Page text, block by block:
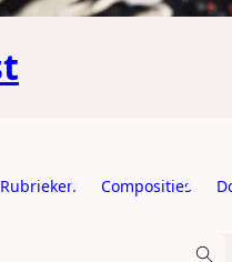
Rubrieken Composities